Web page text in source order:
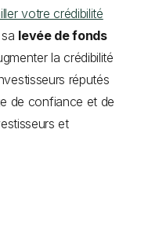
votre crédibilité
sa levée de fonds
la crédibilité
réputés
de confiance et de
et